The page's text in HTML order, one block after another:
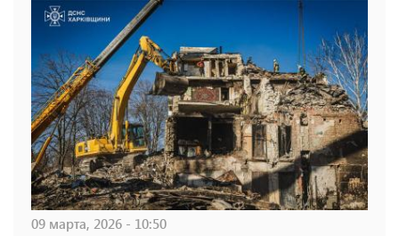
09 марта, 2026 - 10:50